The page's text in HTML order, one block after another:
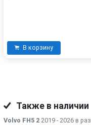
В корзину
Также в наличии
Volvo FH5 2 2019 - 2026 в